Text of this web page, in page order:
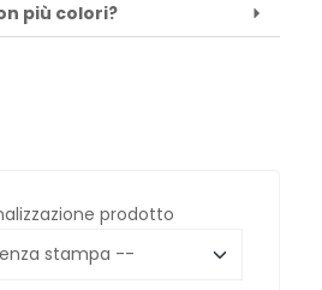
più colori?
prodotto